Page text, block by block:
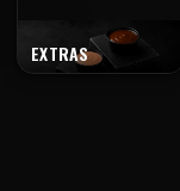
E
EXTRAS